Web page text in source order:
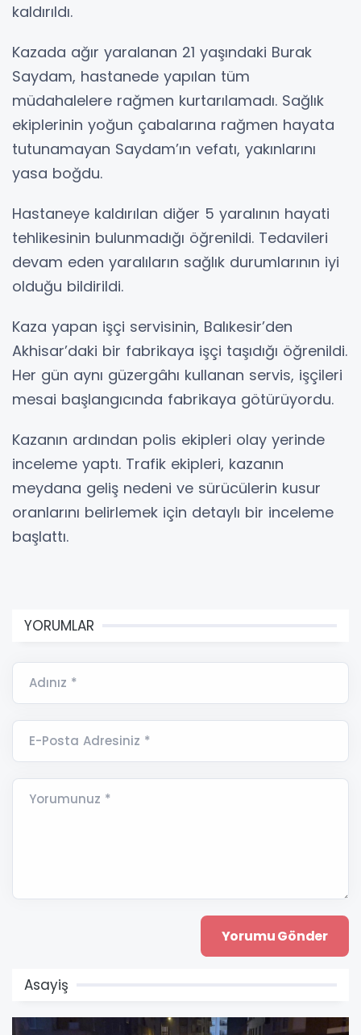
kaldırıldı.
Kazada ağır yaralanan 21 yaşındaki Burak
Saydam, hastanede yapılan tüm
müdahalelere rağmen kurtarılamadı. Sağlık
ekiplerinin yoğun çabalarına rağmen hayata
tutunamayan Saydam’ın vefatı, yakınlarını
yasa boğdu.
Hastaneye kaldırılan diğer 5 yaralının hayati
tehlikesinin bulunmadığı öğrenildi. Tedavileri
devam eden yaralıların sağlık durumlarının iyi
olduğu bildirildi.
Kaza yapan işçi servisinin, Balıkesir’den
Akhisar’daki bir fabrikaya işçi taşıdığı öğrenildi.
Her gün aynı güzergâhı kullanan servis, işçileri
mesai başlangıcında fabrikaya götürüyordu.
Kazanın ardından polis ekipleri olay yerinde
inceleme yaptı. Trafik ekipleri, kazanın
meydana geliş nedeni ve sürücülerin kusur
oranlarını belirlemek için detaylı bir inceleme
başlattı.
YORUMLAR
Adınız *
E-Posta Adresiniz *
Yorumunuz *
Asayiş